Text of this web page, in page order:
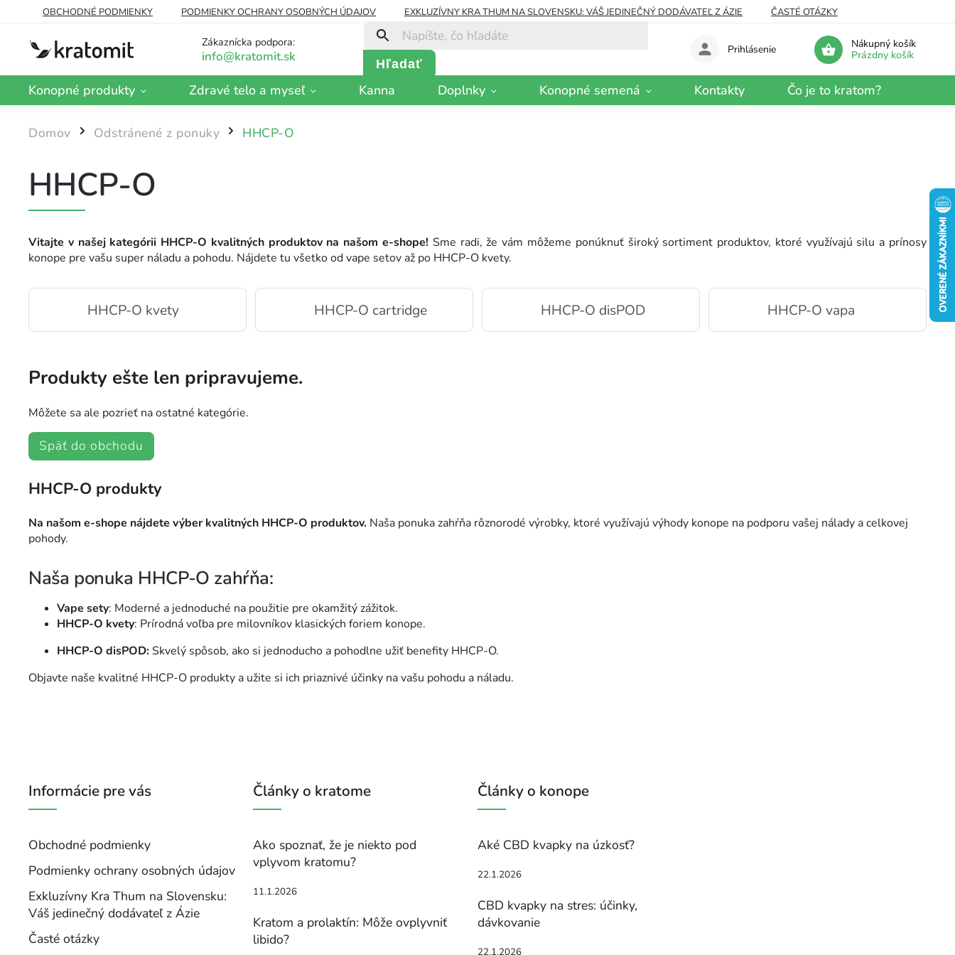
OBCHODNÉ PODMIENKY PODMIENKY OCHRANY OSOBNÝCH ÚDAJOV EXKLUZÍVNY KRA THUM NA SLOVENSKU: VÁŠ JEDINEČNÝ DODÁVATEĽ Z ÁZIE
ČASTÉ OTÁZKY
Zákaznícka podpora:
Hľadať
Nákupný košík
Prázdny košík
Prihlásenie
Konopné produkty Zdravé telo a myseľ Kanna Doplnky Konopné semená Kontakty Čo je to kratom?
Domov / Odstránené z ponuky / HHCP-O
HHCP-O
Vitajte v našej kategórii HHCP-O kvalitných produktov na našom e-shope! Sme radi, že vám môžeme ponúknuť široký sortiment produktov, ktoré využívajú silu a prínosy
konope pre vašu super náladu a pohodu. Nájdete tu všetko od vape setov až po HHCP-O kvety.
HHCP-O kvety HHCP-O cartridge HHCP-O disPOD HHCP-O vapa
Produkty ešte len pripravujeme.
Môžete sa ale pozrieť na ostatné kategórie.
Späť do obchodu
HHCP-O produkty
Na našom e-shope nájdete výber kvalitných HHCP-O produktov. Naša ponuka zahŕňa rôznorodé výrobky, ktoré využívajú výhody konope na podporu vašej nálady a celkovej
pohody.
Naša ponuka HHCP-O zahŕňa:
Vape sety: Moderné a jednoduché na použitie pre okamžitý zážitok.
HHCP-O kvety: Prírodná voľba pre milovníkov klasických foriem konope.
HHCP-O disPOD:Skvelý spôsob, ako si jednoducho a pohodlne užiť benefity HHCP-O.
Objavte naše kvalitné HHCP-O produkty a užite si ich priaznivé účinky na vašu pohodu a náladu.
Informácie pre vás
Obchodné podmienky
Podmienky ochrany osobných údajov
Exkluzívny Kra Thum na Slovensku:
Váš jedinečný dodávateľ z Ázie
Časté otázky
Články o kratome
Ako spoznať, že je niekto pod
vplyvom kratomu?
11.1.2026
Kratom a prolaktín: Môže ovplyvniť
libido?
Články o konope
Aké CBD kvapky na úzkosť?
22.1.2026
CBD kvapky na stres: účinky,
dávkovanie
22.1.2026